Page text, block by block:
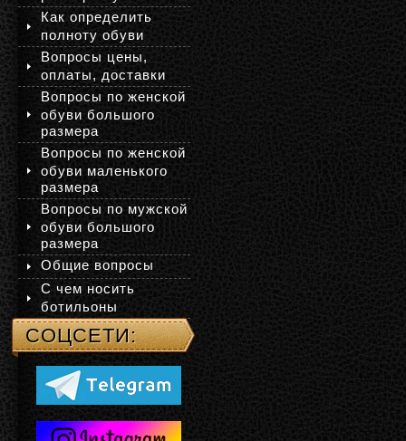
Как определить
полноту обуви
Вопросы цены,
оплаты, доставки
Вопросы по женской
обуви большого
размера
Вопросы по женской
обуви маленького
размера
Вопросы по мужской
обуви большого
размера
Общие вопросы
С чем носить
ботильоны
СОЦСЕТИ: